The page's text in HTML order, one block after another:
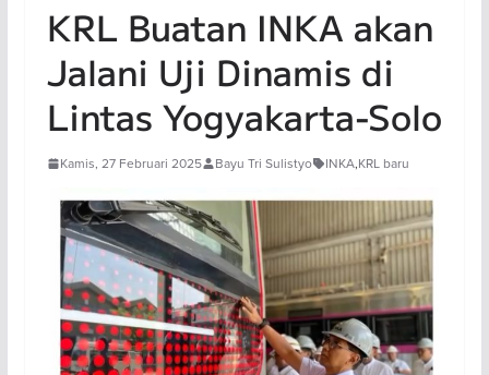
KRL Buatan INKA akan
Jalani Uji Dinamis di
Lintas Yogyakarta-Solo
Kamis, 27 Februari 2025 Bayu Tri Sulistyo INKA,KRL baru